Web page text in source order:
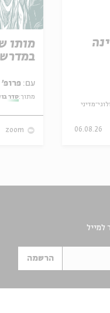
06.08.26
מותו
עם: פרופ' אביגדור שנאן
מתוך:סדר
zoom
למייל
הרשמה